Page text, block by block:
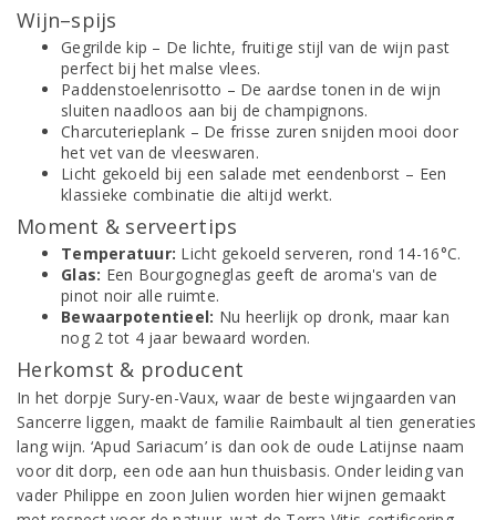
Wijn–spijs
Gegrilde kip – De lichte, fruitige stijl van de wijn past
perfect bij het malse vlees.
Paddenstoelenrisotto – De aardse tonen in de wijn
sluiten naadloos aan bij de champignons.
Charcuterieplank – De frisse zuren snijden mooi door
het vet van de vleeswaren.
Licht gekoeld bij een salade met eendenborst – Een
klassieke combinatie die altijd werkt.
Moment & serveertips
Temperatuur: Licht gekoeld serveren, rond 14-16°C.
Glas: Een Bourgogneglas geeft de aroma's van de
pinot noir alle ruimte.
Bewaarpotentieel: Nu heerlijk op dronk, maar kan
nog 2 tot 4 jaar bewaard worden.
Herkomst & producent
In het dorpje Sury-en-Vaux, waar de beste wijngaarden van
Sancerre liggen, maakt de familie Raimbault al tien generaties
lang wijn. ‘Apud Sariacum’ is dan ook de oude Latijnse naam
voor dit dorp, een ode aan hun thuisbasis. Onder leiding van
vader Philippe en zoon Julien worden hier wijnen gemaakt